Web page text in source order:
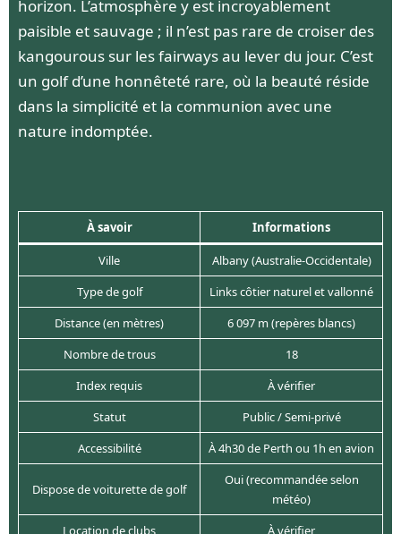
horizon. L’atmosphère y est incroyablement
paisible et sauvage ; il n’est pas rare de croiser des
kangourous sur les fairways au lever du jour. C’est
un golf d’une honnêteté rare, où la beauté réside
dans la simplicité et la communion avec une
nature indomptée.
À savoir Informations
Ville Albany (Australie-Occidentale)
Type de golf
Links côtier naturel et vallonné
Distance (en mètres)
6 097 m (repères blancs)
Nombre de trous
18
Index requis
À vérifier
Statut
Public / Semi-privé
Accessibilité
À 4h30 de Perth ou 1h en avion
Dispose de voiturette de golf
Oui (recommandée selon
météo)
Location de clubs
À vérifier